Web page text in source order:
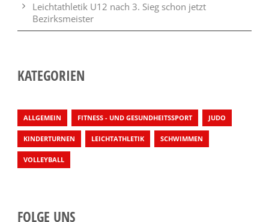
Leichtathletik U12 nach 3. Sieg schon jetzt
Bezirksmeister
KATEGORIEN
ALLGEMEIN FITNESS - UND GESUNDHEITSSPORT JUDO
KINDERTURNEN LEICHTATHLETIK SCHWIMMEN
VOLLEYBALL
FOLGE UNS